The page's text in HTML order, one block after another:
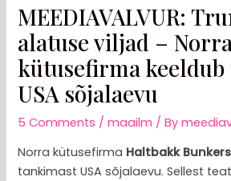
MEEDIAVALVUR:
alatuse viljad –
kütusefirma
USA sõjalaevu
5 Comments /maailm / By
Norra kütusefirma Haltbakk Bunkers
tankimast USA sõjalaevu. Sellest